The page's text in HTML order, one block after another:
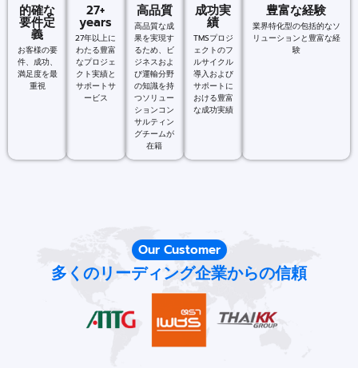
的確な
要件定
義
お客様の要
件、成功、
満足度を最
重視
27+
years
27年以上に
わたる豊富
なプロジェ
クト実績と
サポートサ
ービス
高品質
高品質な成
果を実現す
るため、ビ
ジネスおよ
び運輸分野
の知識を持
つソリュー
ションコン
サルティン
グチームが
在籍
成功実
績
TMSプロジ
ェクトのフ
ルサイクル
導入および
サポートに
おける豊富
な成功実績
豊富な経験
業界特化型の包括的なソ
リューションと豊富な経
験
Our Customer
多くのリーディング企業からの信頼